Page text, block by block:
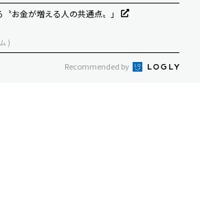
〝お金が増える人の共通点〟」
)
Recommended by